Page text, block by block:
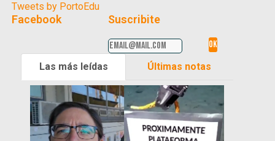
Tweets by PortoEdu
Facebook Suscribite
Las más leídas Últimas notas